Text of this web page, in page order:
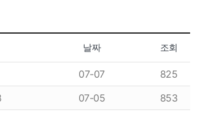
날짜 조회
07-07
825
07-05
853